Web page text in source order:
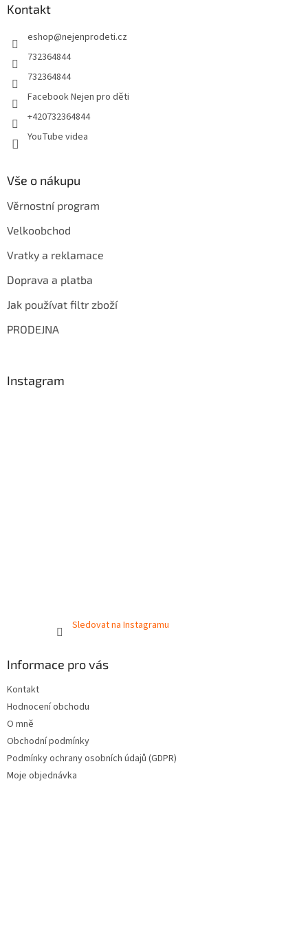
Kontakt
eshop@nejenprodeti.cz
732364844
732364844
Facebook Nejen pro děti
+420732364844
YouTube videa
Vše o nákupu
Věrnostní program
Velkoobchod
Vratky a reklamace
Doprava a platba
Jak používat filtr zboží
PRODEJNA
Instagram
Sledovat na Instagramu
Informace pro vás
Kontakt
Hodnocení obchodu
O mně
Obchodní podmínky
Podmínky ochrany osobních údajů (GDPR)
Moje objednávka